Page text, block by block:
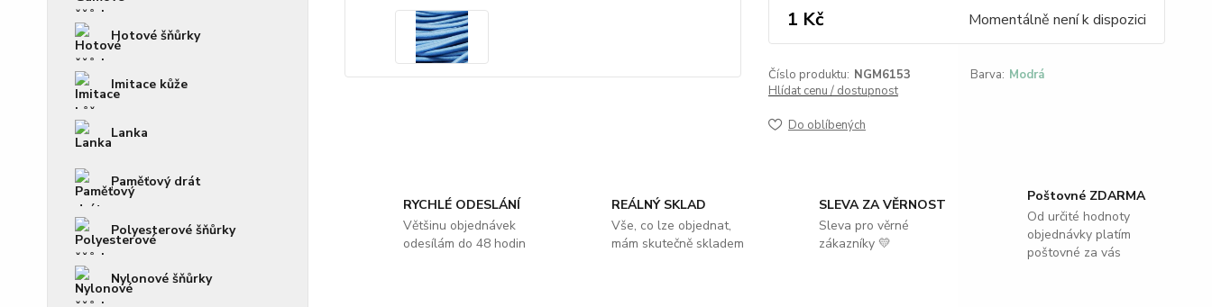
Hotové šňůrky
Imitace kůže
Lanka
Paměťový drát
Polyesterové šňůrky
Nylonové šňůrky
1 Kč Momentálně není k dispozici
Číslo produktu: NGM6153 Barva: Modrá
Hlídat cenu / dostupnost
Do oblíbených
RYCHLÉ ODESLÁNÍ
Většinu objednávek
odesílám do 48 hodin
REÁLNÝ SKLAD
Vše, co lze objednat,
mám skutečně skladem
SLEVA ZA VĚRNOST
Sleva pro věrné
zákazníky 💛
Poštovné ZDARMA
Od určité hodnoty
objednávky platím
poštovné za vás